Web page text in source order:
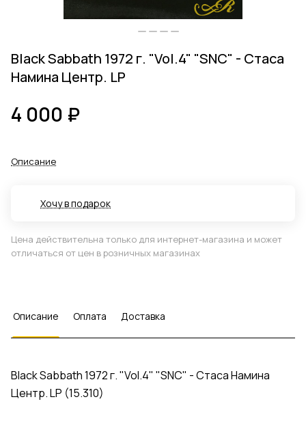
Black Sabbath 1972 г. "Vol.4" "SNC" - Стаса
Намина Центр. LP
4 000 ₽
Описание
Хочу в подарок
Цена действительна только для интернет-магазина и может
отличаться от цен в розничных магазинах
Описание Оплата Доставка
Black Sabbath 1972 г. "Vol.4" "SNC" - Стаса Намина
Центр. LP (15.310)